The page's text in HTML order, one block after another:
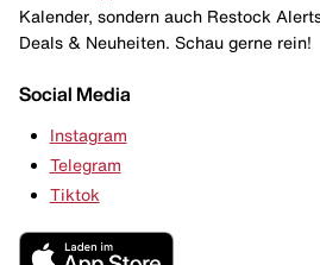
Kalender, sondern auch Restock
Deals & Neuheiten. Schau gerne rein!
Social Media
Instagram
Telegram
Tiktok